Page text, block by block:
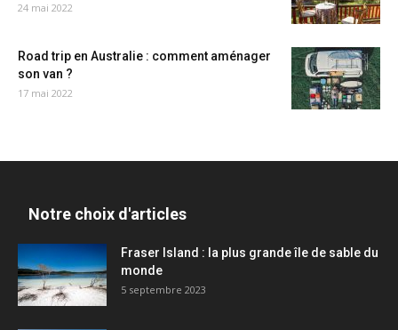
24 mai 2022
Road trip en Australie : comment aménager
son van ?
17 mai 2022
Notre choix d'articles
Fraser Island : la plus grande île de sable du
monde
5 septembre 2023